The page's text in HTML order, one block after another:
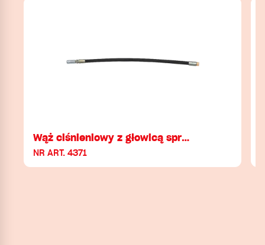
Wąż ciśnieniowy z głowicą spr…
NR ART. 4371